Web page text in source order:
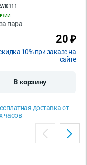
WI8111
пара
20 ₽
10% при заказе на
сайте
В корзину
доставка от
часов